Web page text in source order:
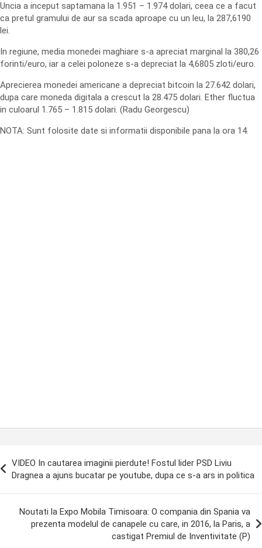
Uncia a inceput saptamana la 1.951 – 1.974 dolari, ceea ce a facut
ca pretul gramului de aur sa scada aproape cu un leu, la 287,6190
lei.
In regiune, media monedei maghiare s-a apreciat marginal la 380,26
forinti/euro, iar a celei poloneze s-a depreciat la 4,6805 zloti/euro.
Aprecierea monedei americane a depreciat bitcoin la 27.642 dolari,
dupa care moneda digitala a crescut la 28.475 dolari. Ether fluctua
in culoarul 1.765 – 1.815 dolari. (Radu Georgescu)
NOTA: Sunt folosite date si informatii disponibile pana la ora 14.
VIDEO In cautarea imaginii pierdute! Fostul lider PSD Liviu
Dragnea a ajuns bucatar pe youtube, dupa ce s-a ars in politica
Noutati la Expo Mobila Timisoara: O compania din Spania va
prezenta modelul de canapele cu care, in 2016, la Paris, a
castigat Premiul de Inventivitate (P)